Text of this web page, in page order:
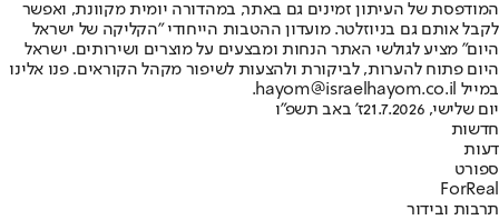
המודפסת של העיתון זמינים גם באתר, במהדורה יומית מקוונת, ואפשר
לקבל אותם גם בניוזלטר. מועדון ההטבות הייחודי "הקליקה של ישראל
היום" מציע לגולשי האתר הנחות ומבצעים על מוצרים ושירותים. ישראל
היום פתוח להערות, לביקורת ולהצעות לשיפור מקהל הקוראים. פנו אלינו
במייל hayom@israelhayom.co.il.
יום שלישי, 21.7.2026
ז' באב תשפ"ו
חדשות
דעות
ספורט
ForReal
תרבות ובידור